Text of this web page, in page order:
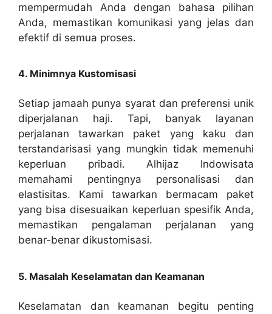
mempermudah Anda dengan bahasa pilihan
Anda, memastikan komunikasi yang jelas dan
efektif di semua proses.
4. Minimnya Kustomisasi
Setiap jamaah punya syarat dan preferensi unik
diperjalanan haji. Tapi, banyak layanan
perjalanan tawarkan paket yang kaku dan
terstandarisasi yang mungkin tidak memenuhi
keperluan pribadi. Alhijaz Indowisata
memahami pentingnya personalisasi dan
elastisitas. Kami tawarkan bermacam paket
yang bisa disesuaikan keperluan spesifik Anda,
memastikan pengalaman perjalanan yang
benar-benar dikustomisasi.
5. Masalah Keselamatan dan Keamanan
Keselamatan dan keamanan begitu penting